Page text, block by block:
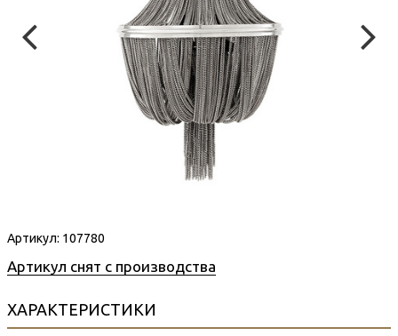
Артикул: 107780
Артикул снят с производства
ХАРАКТЕРИСТИКИ